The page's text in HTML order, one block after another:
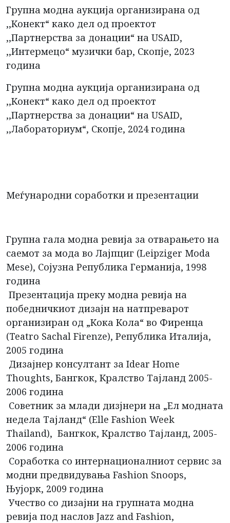
Групна модна аукција организирана од
,,Конект“ како дел од проектот
,,Партнерства за донации“ на USAID,
,,Интермецо“ музички бар, Скопје, 2023
година
Групна модна аукција организирана од
,,Конект“ како дел од проектот
,,Партнерства за донации“ на USAID,
,,Лабораториум“, Скопје, 2024 година
Меѓународни соработки и презентации
Групна гала модна ревија за отварањето на
саемот за мода во Лајпциг (Leipziger Moda
Mese), Сојузна Република Германија, 1998
година
Презентација преку модна ревија на
победничкиот дизајн на натпреварот
организиран од „Кока Кола“ во Фиренца
(Teatro Sachal Firenze), Република Италија,
2005 година
Дизајнер консултант за Idear Home
Thoughts, Бангкок, Кралство Тајланд 2005-
2006 година
Советник за млади дизјнери на „Ел модната
недела Тајланд“ (Elle Fashion Week
Thailand), Бангкок, Кралство Тајланд, 2005-
2006 година
Соработка со интернационалниот сервис за
модни предвидувања Fashion Snoops,
Њујорк, 2009 година
Учество со дизајни на групната модна
ревија под наслов Jazz and Fashion,